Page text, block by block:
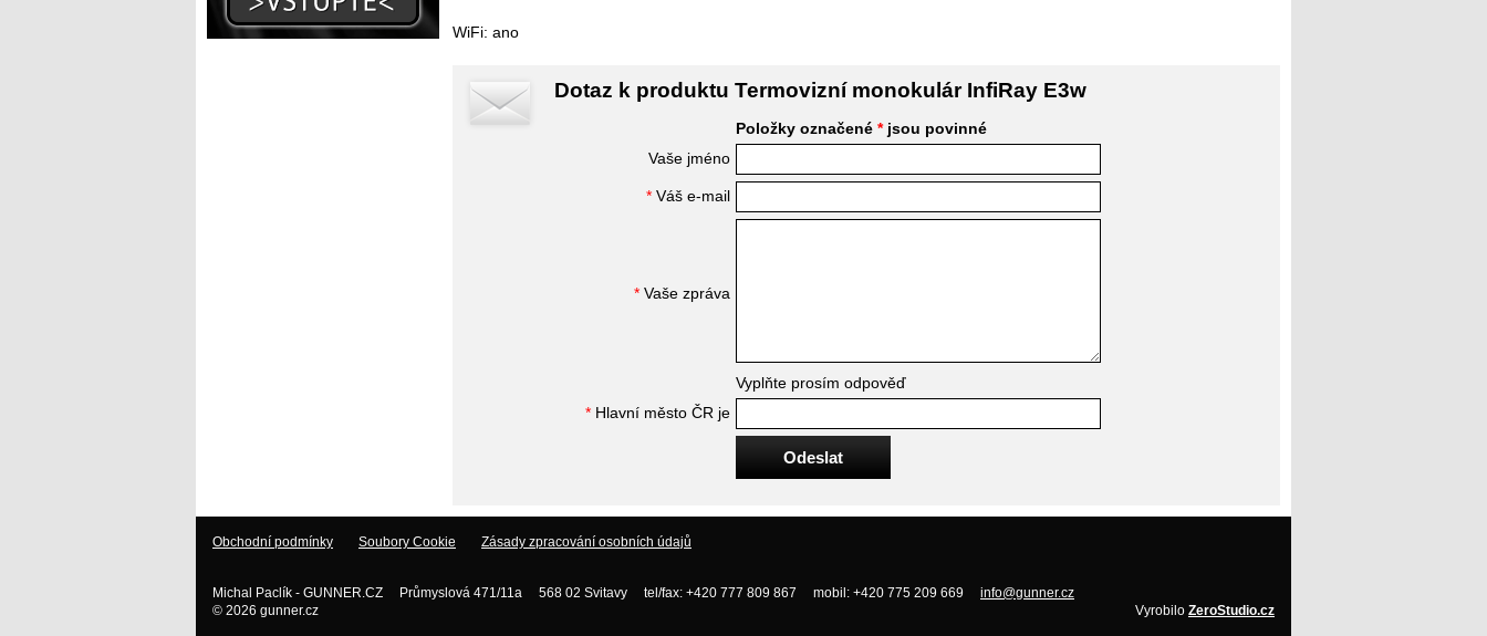
WiFi: ano
Dotaz k produktu Termovizní monokulár InfiRay E3w
Položky označené *jsou povinné
Vaše jméno
* Váš e-mail
* Vaše zpráva
Vyplňte prosím odpověď
* Hlavní město ČR je
Obchodní podmínky Soubory Cookie Zásady zpracování osobních údajů
Michal Paclík - GUNNER.CZ Průmyslová 471/11a 568 02 Svitavy tel/fax: +420 777 809 867 mobil: +420 775 209 669 info@gunner.cz
© 2026 gunner.cz
Vyrobilo ZeroStudio.cz